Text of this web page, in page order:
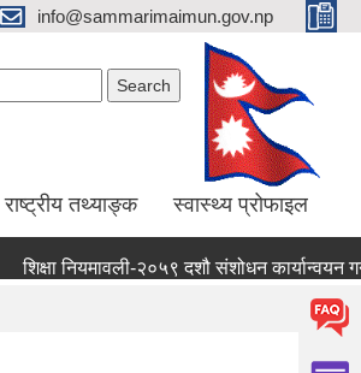
info@sammarimaimun.gov.np
राष्ट्रीय तथ्याङ्क स्वास्थ्य प्रोफाइल
शिक्षा नियमावली-२०५९ दशौ संशोधन कार्यान्वयन गर्ने